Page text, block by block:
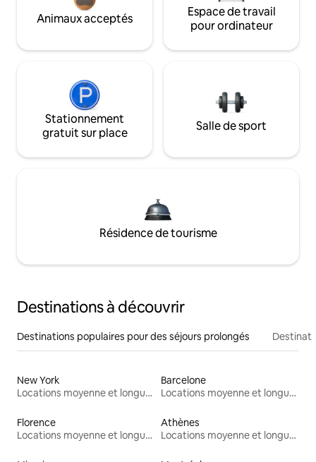
Animaux acceptés
Espace de travail
pour ordinateur
Stationnement
gratuit sur place
Salle de sport
Résidence de tourisme
Destinations à découvrir
Destinations populaires pour des séjours prolongés
New York
Locations moyenne et longue durée
Barcelone
Locations moyenne et longue durée
Florence
Locations moyenne et longue durée
Athènes
Locations moyenne et longue durée